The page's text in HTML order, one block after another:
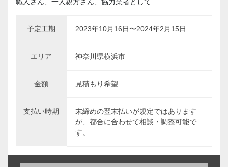
予定工期 2023年10月16日〜2024年2月15日
エリア 神奈川県横浜市
金額 見積もり希望
支払い時期
末締めの翌末払いが規定ではあります
が、都合に合わせて相談・調整可能で
す。